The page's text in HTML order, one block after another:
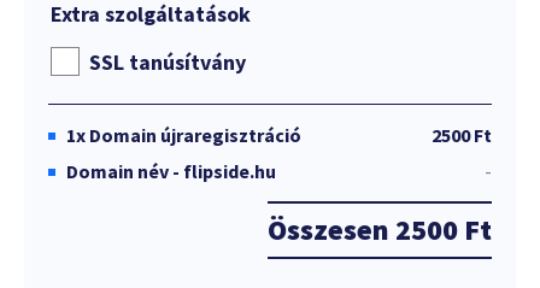
Extra szolgáltatások
SSL tanúsítvány
1x Domain újraregisztráció
2500 Ft
Domain név - flipside.hu
-
Összesen 2500 Ft